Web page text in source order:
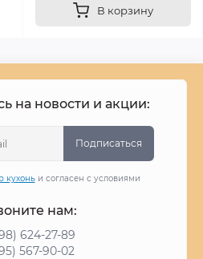
В корзину
на новости и акции:
Подписаться
кухоньи согласен с условиями
нам:
624-27-89
567-90-02